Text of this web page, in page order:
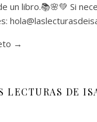
un libro.📚🌸💚 Si
→
LECTURAS DE